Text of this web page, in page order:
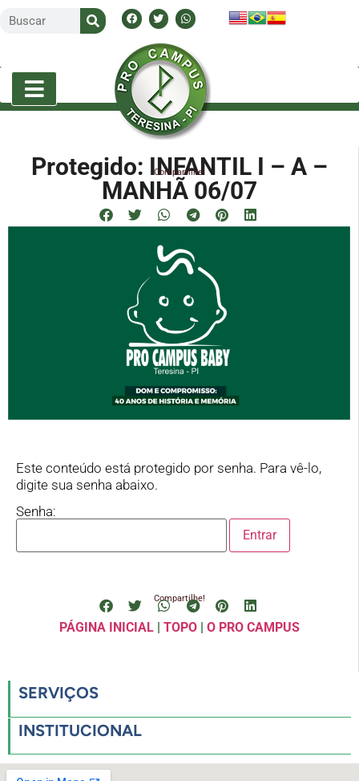
Protegido: INFANTIL I – A –
MANHÃ 06/07
Compartilhe!
Este conteúdo está protegido por senha. Para vê-lo,
digite sua senha abaixo.
Senha:
Compartilhe!
PÁGINA INICIAL| TOPO| O PRO CAMPUS
SERVIÇOS
INSTITUCIONAL